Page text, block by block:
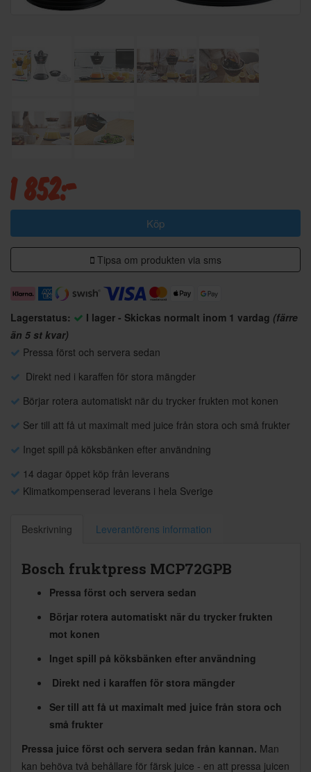
1 852:-
Köp
Tipsa om produkten via sms
Lagerstatus: I lager - Skickas normalt inom 1 vardag (färre
än 5 st kvar)
Pressa först och servera sedan
Direkt ned i karaffen för stora mängder
Börjar rotera automatiskt när du trycker frukten mot konen
Ser till att få ut maximalt med juice från stora och små frukter
Inget spill på köksbänken efter användning
14 dagar öppet köp från leverans
Klimatkompenserad leverans i hela Sverige
Beskrivning Leverantörens information
Bosch fruktpress MCP72GPB
Pressa först och servera sedan
Börjar rotera automatiskt när du trycker frukten
mot konen
Inget spill på köksbänken efter användning
Direkt ned i karaffen för stora mängder
Ser till att få ut maximalt med juice från stora och
små frukter
Pressa juice först och servera sedan från kannan. Man
kan behöva två behållare för färsk juice - en att pressa juicen